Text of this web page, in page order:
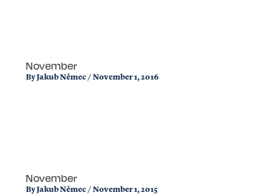
November
ByJakub Němec / November 1, 2016
November
ByJakub Němec / November 1, 2015